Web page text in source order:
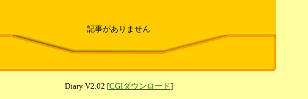
記事がありません
Diary V2.02 [CGIダウンロード]